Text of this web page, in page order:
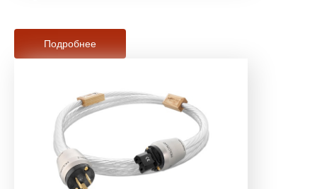
Подробнее